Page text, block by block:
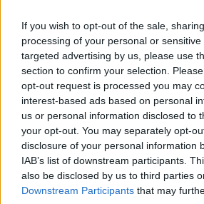
If you wish to opt-out of the sale,
processing of your personal or
targeted advertising by us, please use
section to confirm your selection.
opt-out request is processed you may
interest-based ads based on personal
us or personal information disclosed to
your opt-out. You may separately opt-
disclosure of your personal information
IAB’s list of downstream participants.
also be disclosed by us to third parties
Downstream Participants that may
por ameaças com recurso a arma
decorria desde novembro de 2025.
Os militares da GNR realizaram três
domiciliária e duas em veículo,
apreensão de três espingardas
espingarda carabina calibre 280,
comprimido de aquisição
calibre 280, 51 fulminantes, uma
mira de visão noturna.